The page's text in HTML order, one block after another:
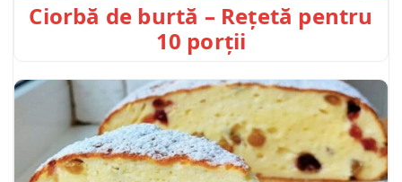
Ciorbă de burtă – Rețetă pentru
10 porții